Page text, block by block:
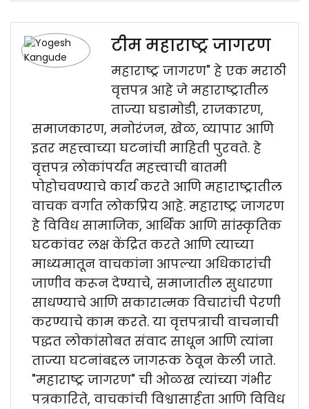
टीम महाराष्ट्र जागरण
महाराष्ट्र जागरण" हे एक मराठी
वृत्तपत्र आहे जे महाराष्ट्रातील
ताज्या घडामोडी, राजकारण,
समाजकारण, मनोरंजन, खेळ, व्यापार आणि
इतर महत्त्वाच्या घटनांची माहिती पुरवते. हे
वृत्तपत्र लोकांपर्यंत महत्त्वाची बातमी
पोहोचवण्याचे कार्य करते आणि महाराष्ट्रातील
वाचक वर्गात लोकप्रिय आहे. महाराष्ट्र जागरण
हे विविध सामाजिक, आर्थिक आणि सांस्कृतिक
घटकांवर लक्ष केंद्रित करते आणि त्याच्या
माध्यमातून वाचकांना आपल्या अधिकारांची
जाणीव करून देण्याचे, समाजातील सुधारणा
साधण्याचे आणि सकारात्मक विचारांची पेरणी
करण्याचे काम करते. या वृत्तपत्राची वाचनाची
पद्धत लोकांसोबत संवाद साधून आणि त्यांना
ताज्या घटनांबद्दल जागरूक ठेवून केली जाते.
"महाराष्ट्र जागरण" ची ओळख त्यांच्या गंभीर
पत्रकारिते, वाचकांची विश्वासार्हता आणि विविध